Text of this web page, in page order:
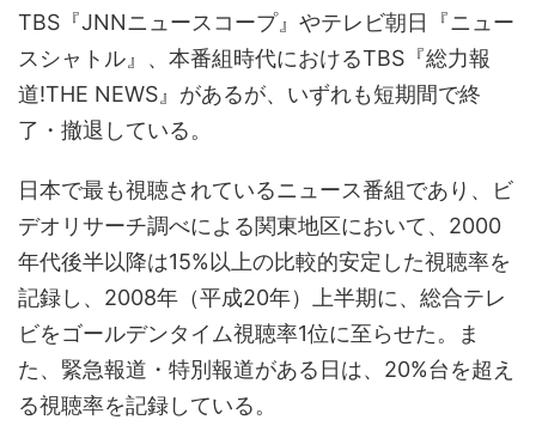
TBS『JNNニュースコープ』やテレビ朝日『ニュー
スシャトル』、本番組時代におけるTBS『総力報
道!THE NEWS』があるが、いずれも短期間で終
了・撤退している。
日本で最も視聴されているニュース番組であり、ビ
デオリサーチ調べによる関東地区において、2000
年代後半以降は15%以上の比較的安定した視聴率を
記録し、2008年（平成20年）上半期に、総合テレ
ビをゴールデンタイム視聴率1位に至らせた。ま
た、緊急報道・特別報道がある日は、20%台を超え
る視聴率を記録している。